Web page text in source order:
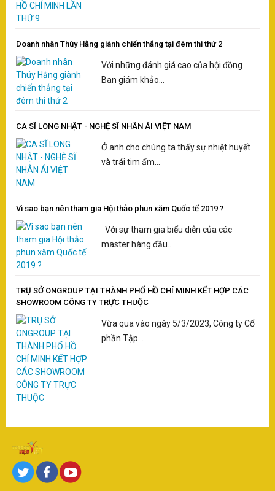
Doanh nhân Thúy Hằng giành chiến thắng tại đêm thi thứ 2
Với những đánh giá cao của hội đồng
Ban giám khảo...
CA SĨ LONG NHẬT - NGHỆ SĨ NHÂN ÁI VIỆT NAM
Ở anh cho chúng ta thấy sự nhiệt huyết
và trái tim ấm...
Vì sao bạn nên tham gia Hội thảo phun xăm Quốc tế 2019 ?
Với sự tham gia biểu diễn của các
master hàng đầu...
TRỤ SỞ ONGROUP TẠI THÀNH PHỐ HỒ CHÍ MINH KẾT HỢP CÁC
SHOWROOM CÔNG TY TRỰC THUỘC
Vừa qua vào ngày 5/3/2023, Công ty Cổ
phần Tập...